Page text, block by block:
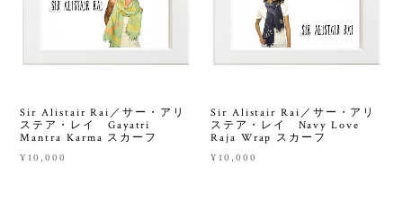
Sir Alistair Rai／サー・アリ
ステア・レイ Gayatri
Mantra Karma スカーフ
¥10,000
Sir Alistair Rai／サー・アリ
ステア・レイ Navy Love
Raja Wrap スカーフ
¥10,000